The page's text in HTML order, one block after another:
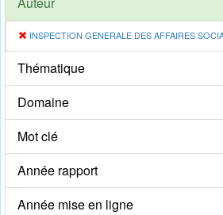
INSPECTION GENERALE DES AFFAIRES
Thématique
Domaine
Mot clé
Année rapport
Année mise en ligne